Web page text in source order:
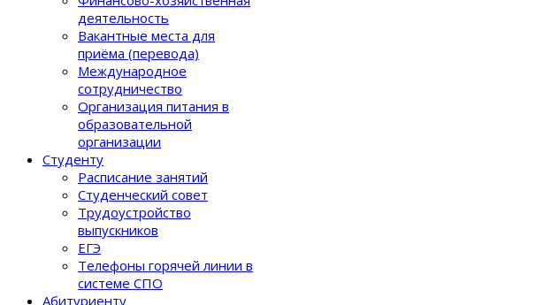
деятельность
Вакантные места для
приёма (перевода)
Международное
сотрудничество
Организация питания в
образовательной
организации
Студенту
Расписание занятий
Студенческий совет
Трудоустройство
выпускников
ЕГЭ
Телефоны горячей линии в
системе СПО
Абитуриенту